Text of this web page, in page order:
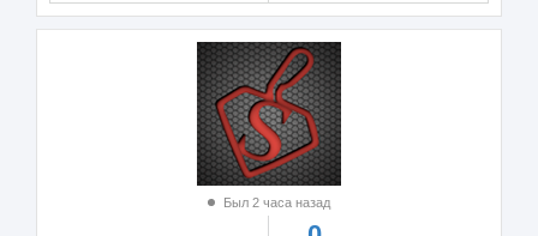
Был 2 часа назад